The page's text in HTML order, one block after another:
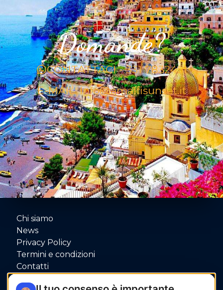
Domande?
CONTATTACI - 331 7832451
E-MAIL: info@amalfisunset.it
Chi siamo
News
Privacy Policy
Termini e condizioni
Contatti